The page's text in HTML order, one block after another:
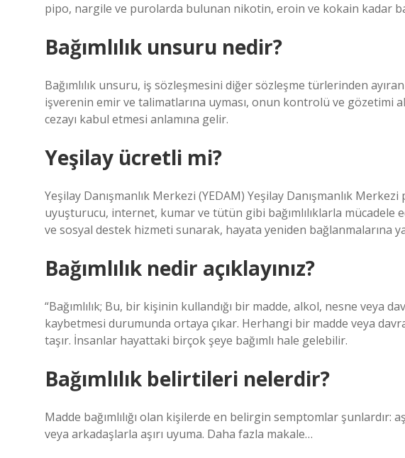
pipo, nargile ve purolarda bulunan nikotin, eroin ve kokain kadar
Bağımlılık unsuru nedir?
Bağımlılık unsuru, iş sözleşmesini diğer sözleşme türlerinden
işverenin emir ve talimatlarına uyması, onun kontrolü ve gözetimi
cezayı kabul etmesi anlamına gelir.
Yeşilay ücretli mi?
Yeşilay Danışmanlık Merkezi (YEDAM) Yeşilay Danışmanlık
uyuşturucu, internet, kumar ve tütün gibi bağımlılıklarla mücadele
ve sosyal destek hizmeti sunarak, hayata yeniden bağlanmalarına
Bağımlılık nedir açıklayınız?
“Bağımlılık; Bu, bir kişinin kullandığı bir madde, alkol, nesne veya
kaybetmesi durumunda ortaya çıkar. Herhangi bir madde veya
taşır. İnsanlar hayattaki birçok şeye bağımlı hale gelebilir.
Bağımlılık belirtileri nelerdir?
Madde bağımlılığı olan kişilerde en belirgin semptomlar şunlardır:
veya arkadaşlarla aşırı uyuma. Daha fazla makale…